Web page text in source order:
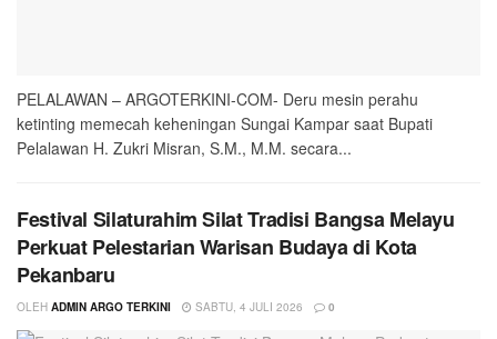
PELALAWAN – ARGOTERKINI-COM- Deru mesin perahu
ketinting memecah keheningan Sungai Kampar saat Bupati
Pelalawan H. Zukri Misran, S.M., M.M. secara...
Festival Silaturahim Silat Tradisi Bangsa Melayu
Perkuat Pelestarian Warisan Budaya di Kota
Pekanbaru
OLEH ADMIN ARGO TERKINI SABTU, 4 JULI 2026 0